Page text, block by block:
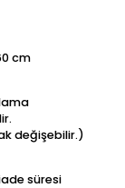
cm
değişebilir.)
süresi